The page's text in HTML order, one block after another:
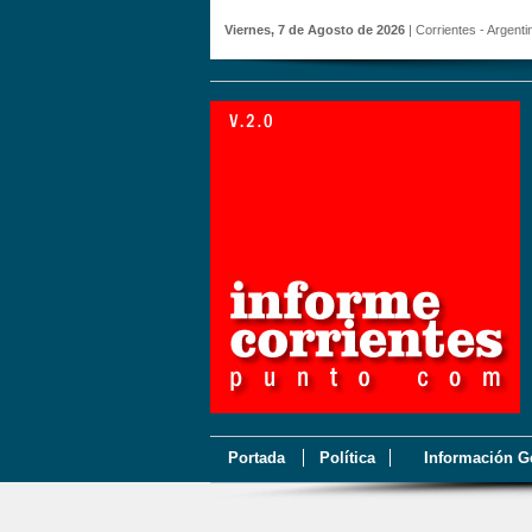
Viernes, 7 de Agosto de 2026 | Corrientes -
Portada Política Información